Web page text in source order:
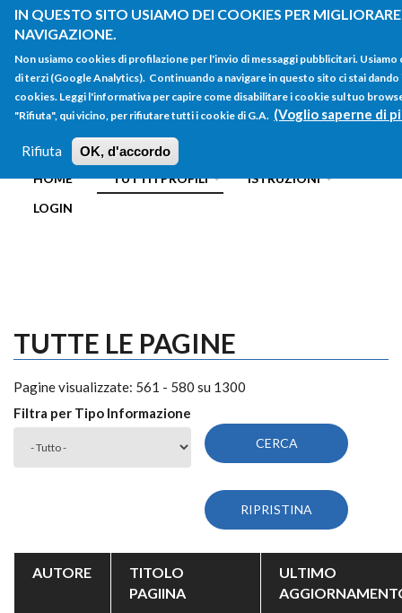
IN QUESTO SITO USIAMO DEI COOKIES PER
NAVIGAZIONE.
Non usiamo cookies di profilazione per l'invio di messaggi pubblicitari.
di terzi (Google Analytics). Continuando a navigare in questo sito ci stai
cookies. Leggi l'informativa per capire come disabilitare i cookie sul tuo
"Rifiuta", qui vicino, per rifiutare tutti i cookie di G.A. (Voglio saperne di
Rifiuta OK, d'accordo
Salta al contenuto principale
FORM
DI
RICERCA
Main menu
HOME TUTTI I PROFILI
ISTRUZIONI
LOGIN
TUTTE LE PAGINE
Pagine visualizzate: 561 - 580 su 1300
Filtra per Tipo Informazione
AUTORE
TITOLO
PAGIINA
ULTIMO